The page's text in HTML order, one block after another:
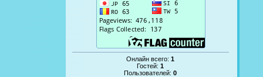
Онлайн всего:1
Гостей:1
Пользователей:0